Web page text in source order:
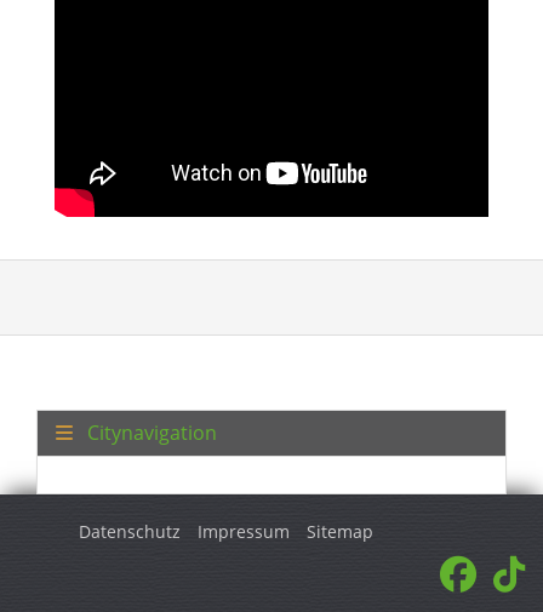
Datenschutz Impressum Sitemap
© 2026 Turkey Regional. Alle Rechte vorbehalten.